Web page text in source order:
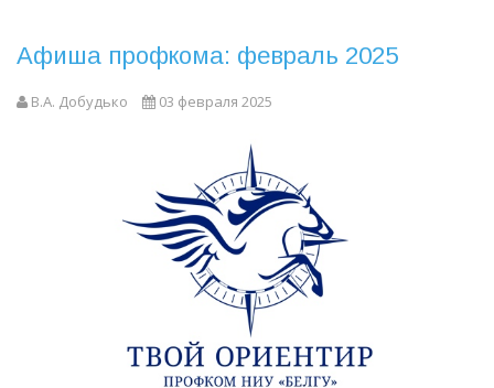
Афиша профкома: февраль 2025
В.А. Добудько 03 февраля 2025